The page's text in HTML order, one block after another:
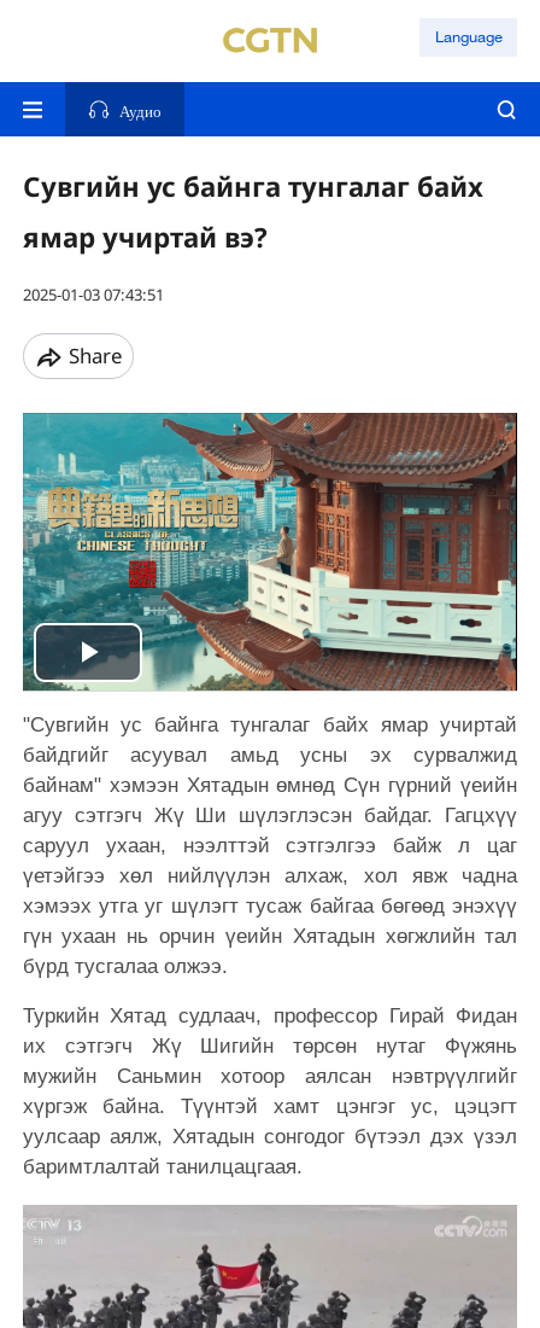
Language
Аудио
Сувгийн ус байнга тунгалаг байх
ямар учиртай вэ?
2025-01-03 07:43:51
Share
Play
Video
"Сувгийн ус байнга тунгалаг байх ямар учиртай
байдгийг асуувал амьд усны эх сурвалжид
байнам" хэмээн Хятадын өмнөд Сүн гүрний үеийн
агуу сэтгэгч Жү Ши шүлэглэсэн байдаг. Гагцхүү
саруул ухаан, нээлттэй сэтгэлгээ байж л цаг
үетэйгээ хөл нийлүүлэн алхаж, хол явж чадна
хэмээх утга уг шүлэгт тусаж байгаа бөгөөд энэхүү
гүн ухаан нь орчин үеийн Хятадын хөгжлийн тал
бүрд тусгалаа олжээ.
Туркийн Хятад судлаач, профессор Гирай Фидан
их сэтгэгч Жү Шигийн төрсөн нутаг Фүжянь
мужийн Саньмин хотоор аялсан нэвтрүүлгийг
хүргэж байна. Түүнтэй хамт цэнгэг ус, цэцэгт
уулсаар аялж, Хятадын сонгодог бүтээл дэх үзэл
баримтлалтай танилцацгаая.